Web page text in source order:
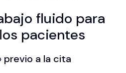
fluido para
pacientes
previo a la cita